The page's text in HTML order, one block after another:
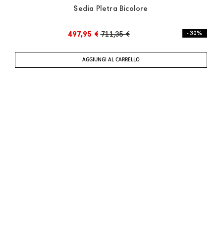
Sedia Pletra Bicolore
497,95 € 711,35 € - 30%
AGGIUNGI AL CARRELLO